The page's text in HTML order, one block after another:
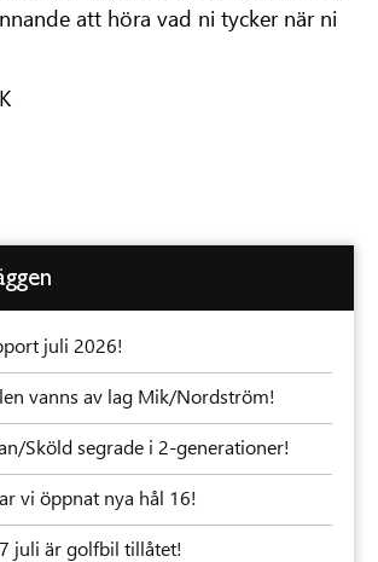
att höra vad ni tycker när ni
juli 2026!
vanns av lag Mik/Nordström!
Sköld segrade i 2-generationer!
vi öppnat nya hål 16!
juli är golfbil tillåtet!